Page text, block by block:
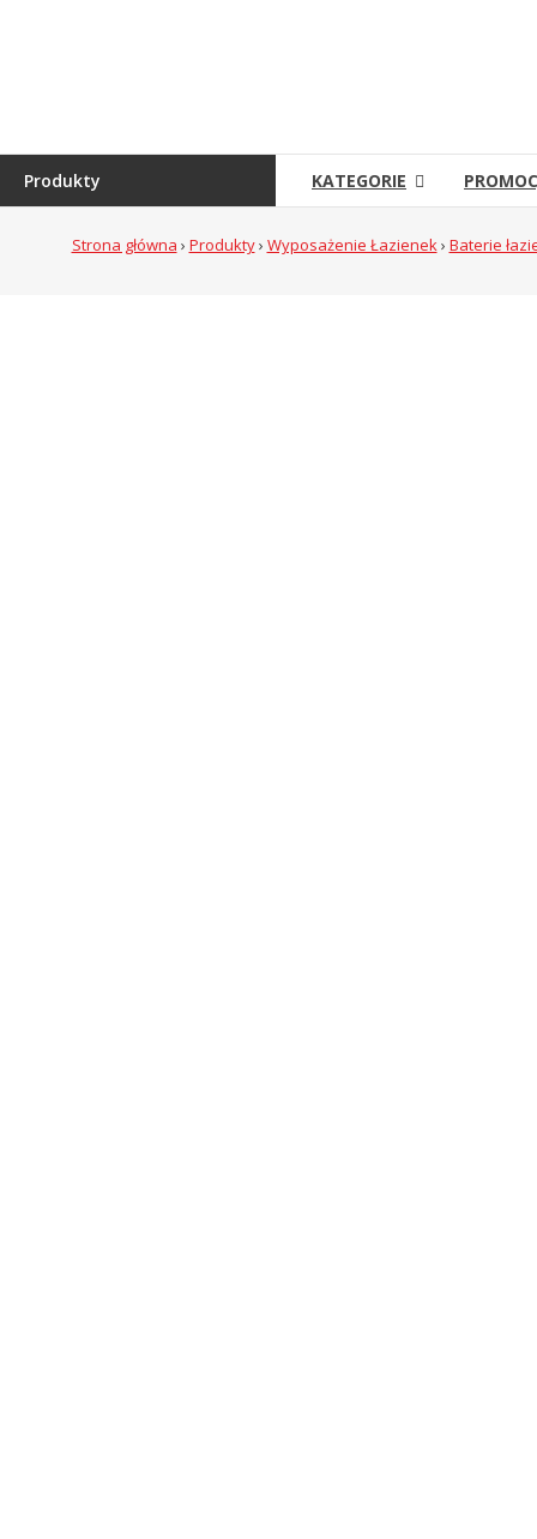
internetowy
Produkty KATEGORIE
Strona główna › Produkty› Wyposażenie Łazienek› Baterie